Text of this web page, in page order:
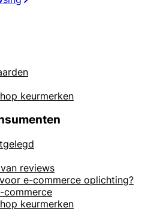
keurmerken
reviews
e-commerce oplichting?
commerce
keurmerken